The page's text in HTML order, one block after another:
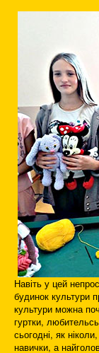
Навіть у цей
будинок культури
культури можна
гуртки,
сьогодні, як
навички, а